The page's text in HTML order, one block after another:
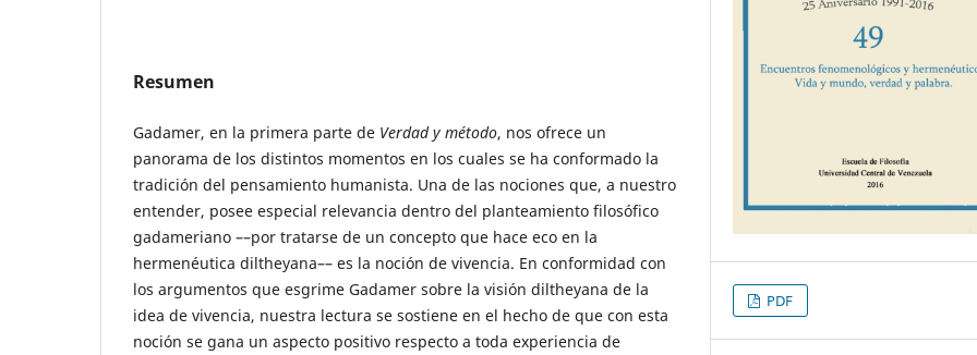
Resumen
Gadamer, en la primera parte de Verdad y método, nos ofrece un
panorama de los distintos momentos en los cuales se ha conformado la
tradición del pensamiento humanista. Una de las nociones que, a nuestro
entender, posee especial relevancia dentro del planteamiento filosófico
gadameriano ––por tratarse de un concepto que hace eco en la
hermenéutica diltheyana–– es la noción de vivencia. En conformidad con
los argumentos que esgrime Gadamer sobre la visión diltheyana de la
idea de vivencia, nuestra lectura se sostiene en el hecho de que con esta
noción se gana un aspecto positivo respecto a toda experiencia de
PDF